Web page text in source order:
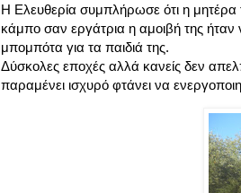
Η Ελευθερία συμπλήρωσε ότι η μητέρα
κάμπο σαν εργάτρια η αμοιβή της ήταν
μπομπότα για τα παιδιά της.
Δύσκολες εποχές αλλά κανείς δεν
παραμένει ισχυρό φτάνει να